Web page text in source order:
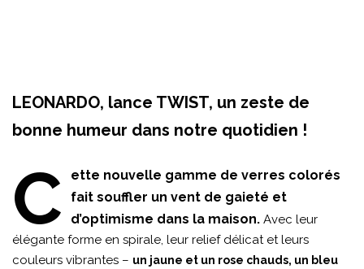
LEONARDO, lance TWIST, un zeste de
bonne humeur dans notre quotidien !
C
ette nouvelle gamme de verres colorés
fait souffler un vent de gaieté et
d’optimisme dans la maison. Avec leur
élégante forme en spirale, leur relief délicat et leurs
couleurs vibrantes – un jaune et un rose chauds, un bleu